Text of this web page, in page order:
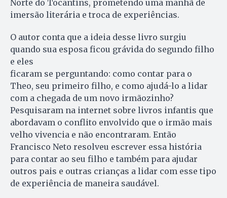
Norte do Tocantins, prometendo uma manhã de
imersão literária e troca de experiências.
O autor conta que a ideia desse livro surgiu
quando sua esposa ficou grávida do segundo filho
e eles
ficaram se perguntando: como contar para o
Theo, seu primeiro filho, e como ajudá-lo a lidar
com a chegada de um novo irmãozinho?
Pesquisaram na internet sobre livros infantis que
abordavam o conflito envolvido que o irmão mais
velho vivencia e não encontraram. Então
Francisco Neto resolveu escrever essa história
para contar ao seu filho e também para ajudar
outros pais e outras crianças a lidar com esse tipo
de experiência de maneira saudável.